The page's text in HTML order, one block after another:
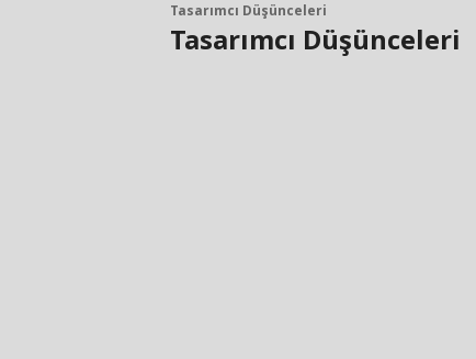
Tasarımcı Düşünceleri
Tasarımcı Düşünceleri